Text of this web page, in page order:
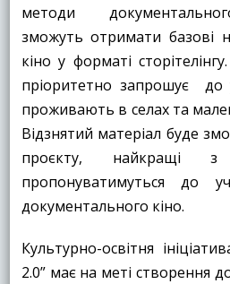
методи
зможуть отримати базові
кіно у форматі
пріоритетно запрошує до
проживають в селах та
Відзнятий матеріал буде
проєкту, найкращі з
пропонуватимуться до
документального кіно.
Культурно-освітня
2.0” має на меті створення